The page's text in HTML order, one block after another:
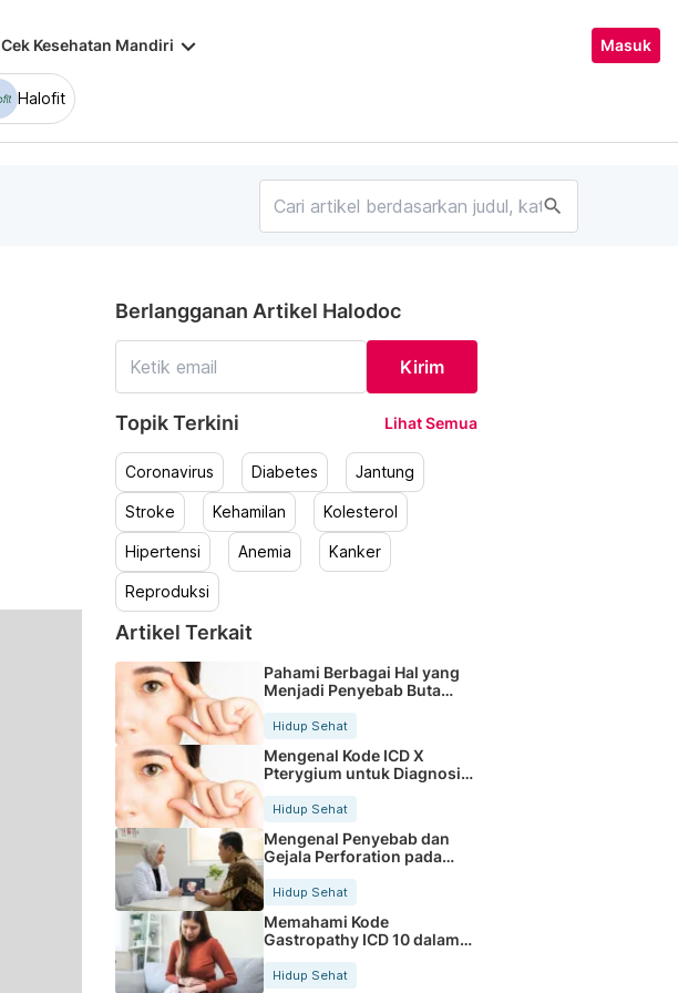
Cek Kesehatan Mandiri keyboard_arrow_down Masuk
Halofit
search
Berlangganan Artikel Halodoc
Kirim
Topik Terkini Lihat Semua
Coronavirus Diabetes Jantung
Stroke Kehamilan Kolesterol
Hipertensi Anemia Kanker
Reproduksi
Artikel Terkait
Pahami Berbagai Hal yang
Menjadi Penyebab Buta
Hidup Sehat
Mengenal Kode ICD X
Pterygium untuk Diagnosis
Hidup Sehat
Mengenal Penyebab dan
Gejala Perforation pada
Tubuh
Hidup Sehat
Memahami Kode
Gastropathy ICD 10 dalam
Rekam Medis Pasien
Hidup Sehat